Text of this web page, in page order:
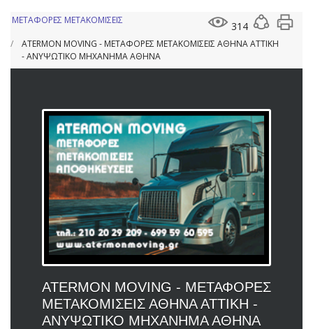
314
ΜΕΤΑΦΟΡΕΣ ΜΕΤΑΚΟΜΙΣΕΙΣ
ATERMON MOVING - ΜΕΤΑΦΟΡΕΣ ΜΕΤΑΚΟΜΙΣΕΙΣ ΑΘΗΝΑ ΑΤΤΙΚΗ
- ΑΝΥΨΩΤΙΚΟ ΜΗΧΑΝΗΜΑ ΑΘΗΝΑ
ATERMON MOVING - ΜΕΤΑΦΟΡΕΣ
ΜΕΤΑΚΟΜΙΣΕΙΣ ΑΘΗΝΑ ΑΤΤΙΚΗ -
ΑΝΥΨΩΤΙΚΟ ΜΗΧΑΝΗΜΑ ΑΘΗΝΑ